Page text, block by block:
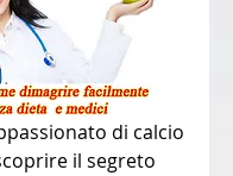
di calcio
il segreto